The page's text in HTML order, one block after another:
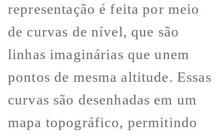
representação é feita por meio
de curvas de nível, que são
linhas imaginárias que unem
pontos de mesma altitude. Essas
curvas são desenhadas em um
mapa topográfico, permitindo